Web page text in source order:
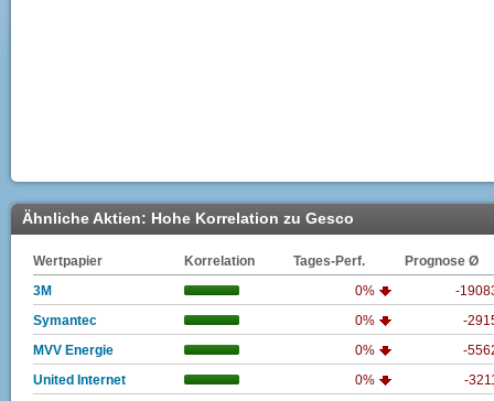
Ähnliche Aktien: Hohe Korrelation zu Gesco
Wertpapier Korrelation Tages-Perf.
Prognose Ø
3M
0%
-
Symantec
0%
-
MVV Energie
0%
-
United Internet
0%
-